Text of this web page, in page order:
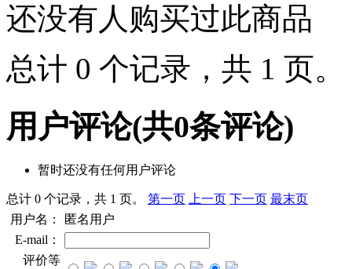
还没有人购买过此商品
总计 0 个记录，共 1 页。
用户评论(共0条评论)
暂时还没有任何用户评论
总计 0 个记录，共 1 页。 第一页 上一页 下一页 最末页
用户名：
匿名用户
E-mail：
评价等